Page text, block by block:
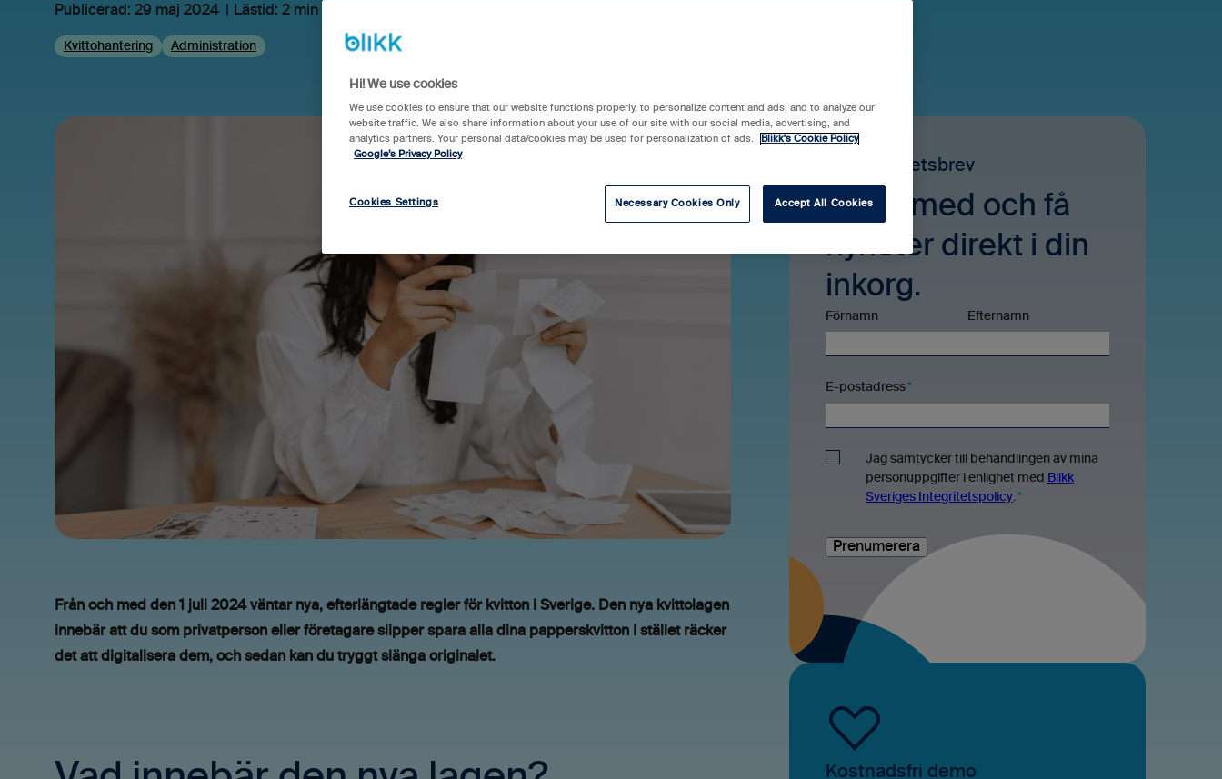
Publicerad: 29 maj 2024 Lästid: 2 min
Kvittohantering Administration
Från och med den 1 juli 2024 väntar nya, efterlängtade regler för kvitton i Sverige. Den nya kvittolagen
innebär att du som privatperson eller företagare slipper spara alla dina papperskvitton I stället räcker
det att digitalisera dem, och sedan kan du tryggt slänga originalet.
Blikks nyhetsbrev
Häng med och få
nyheter direkt i din
inkorg.
Förnamn Efternamn
E-postadress*
Jag samtycker till behandlingen av mina
personuppgifter i enlighet med Blikk
Sveriges Integritetspolicy. *
Kostnadsfri demo
Hi! We use cookies
We use cookies to ensure that our website functions properly, to personalize content and ads, and to analyze our
website traffic. We also share information about your use of our site with our social media, advertising, and
analytics partners. Your personal data/cookies may be used for personalization of ads.
Blikk's Cookie Policy
Google’s Privacy Policy
Necessary Cookies Only Accept All Cookies
Cookies Settings